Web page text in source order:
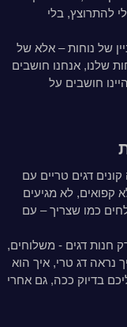
להתרוצץ, בלי
של נוחות – אלא של
שלנו, אנחנו חושבים
חושבים על
דגים טריים עם
לא מגיעים
כמו שצריך – עם
חנות דגים - משלוחים,
נראה דג טרי, איך הוא
בדיוק ככה, גם אחרי